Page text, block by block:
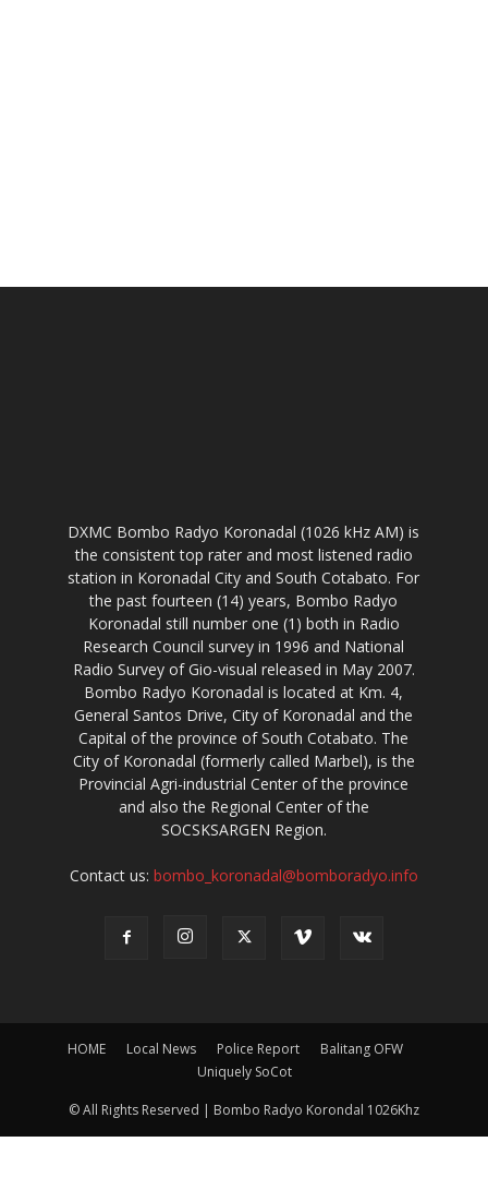
DXMC Bombo Radyo Koronadal (1026 kHz AM) is
the consistent top rater and most listened radio
station in Koronadal City and South Cotabato. For
the past fourteen (14) years, Bombo Radyo
Koronadal still number one (1) both in Radio
Research Council survey in 1996 and National
Radio Survey of Gio-visual released in May 2007.
Bombo Radyo Koronadal is located at Km. 4,
General Santos Drive, City of Koronadal and the
Capital of the province of South Cotabato. The
City of Koronadal (formerly called Marbel), is the
Provincial Agri-industrial Center of the province
and also the Regional Center of the
SOCSKSARGEN Region.
Contact us: bombo_koronadal@bomboradyo.info
HOME Local News Police Report
Balitang OFW
Uniquely SoCot
© All Rights Reserved | Bombo Radyo Korondal 1026Khz